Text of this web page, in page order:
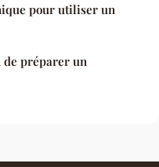
pour utiliser un
préparer un